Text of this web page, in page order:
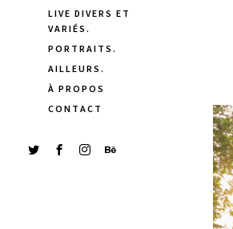
LIVE DIVERS ET
VARIÉS.
PORTRAITS.
AILLEURS.
À PROPOS
CONTACT